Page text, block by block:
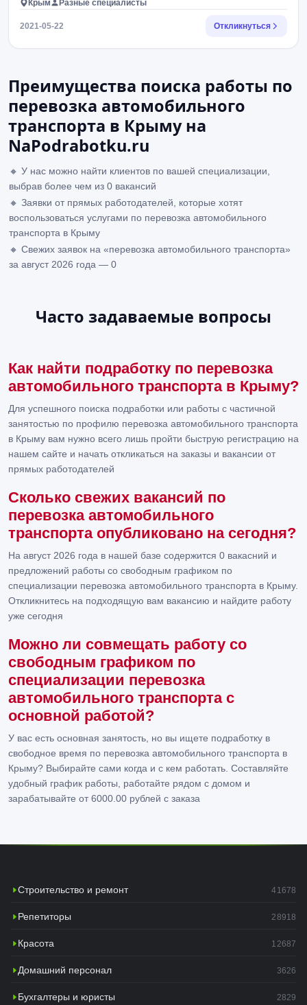
Крым Разные специалисты
2021-05-22 Откликнуться
Преимущества поиска работы по
перевозка автомобильного
транспорта в Крыму на
NaPodrabotku.ru
🔸 У нас можно найти клиентов по вашей специализации,
выбрав более чем из 0 вакансий
🔸 Заявки от прямых работодателей, которые хотят
воспользоваться услугами по перевозка автомобильного
транспорта в Крыму
🔸 Свежих заявок на «перевозка автомобильного транспорта»
за август 2026 года — 0
Часто задаваемые вопросы
Как найти подработку по перевозка
автомобильного транспорта в Крыму?
Для успешного поиска подработки или работы с частичной
занятостью по профилю перевозка автомобильного транспорта
в Крыму вам нужно всего лишь пройти быструю регистрацию на
нашем сайте и начать откликаться на заказы и вакансии от
прямых работодателей
Сколько свежих вакансий по
перевозка автомобильного
транспорта опубликовано на сегодня?
На август 2026 года в нашей базе содержится 0 вакасний и
предложений работы со свободным графиком по
специализации перевозка автомобильного транспорта в Крыму.
Откликнитесь на подходящую вам вакансию и найдите работу
уже сегодня
Можно ли совмещать работу со
свободным графиком по
специализации перевозка
автомобильного транспорта с
основной работой?
У вас есть основная занятость, но вы ищете подработку в
свободное время по перевозка автомобильного транспорта в
Крыму? Выбирайте сами когда и с кем работать. Составляйте
удобный график работы, работайте рядом с домом и
зарабатывайте от 6000.00 рублей с заказа
Строительство и ремонт 41678
Репетиторы 28918
Красота 12687
Домашний персонал 3626
Бухгалтеры и юристы 2829